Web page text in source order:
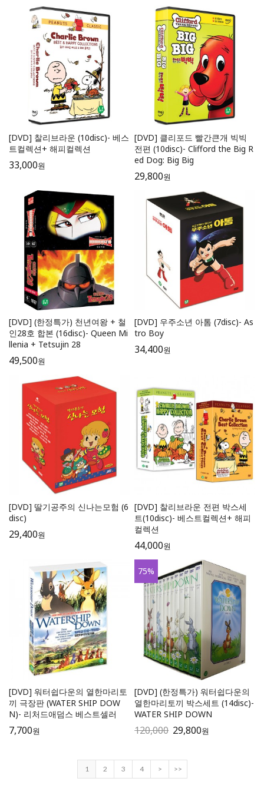
[DVD] 찰리브라운 (10disc)- 베스
트컬렉션+ 해피컬렉션
33,000원
[DVD] 클리포드 빨간큰개 빅빅
전편 (10disc)- Clifford the Big R
ed Dog: Big Big
29,800원
[DVD] (한정특가) 천년여왕 + 철
인28호 합본 (16disc)- Queen Mi
llenia + Tetsujin 28
49,500원
[DVD] 우주소년 아톰 (7disc)- As
tro Boy
34,400원
[DVD] 딸기공주의 신나는모험 (6
disc)
29,400원
[DVD] 찰리브라운 전편 박스세
트(10disc)- 베스트컬렉션+ 해피
컬렉션
44,000원
[DVD] 워터쉽다운의 열한마리토
끼 극장판 (WATER SHIP DOW
N)- 리처드애덤스 베스트셀러
7,700원
75%
[DVD] (한정특가) 워터쉽다운의
열한마리토끼 박스세트 (14disc)-
WATER SHIP DOWN
120,000 29,800원
1 2 3 4 > >>